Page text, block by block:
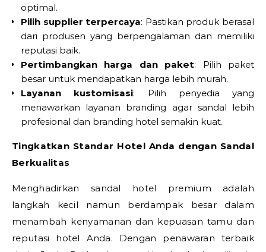
optimal.
Pilih supplier terpercaya: Pastikan produk berasal
dari produsen yang berpengalaman dan memiliki
reputasi baik.
Pertimbangkan harga dan paket: Pilih paket
besar untuk mendapatkan harga lebih murah.
Layanan kustomisasi: Pilih penyedia yang
menawarkan layanan branding agar sandal lebih
profesional dan branding hotel semakin kuat.
Tingkatkan Standar Hotel Anda dengan Sandal
Berkualitas
Menghadirkan sandal hotel premium adalah
langkah kecil namun berdampak besar dalam
menambah kenyamanan dan kepuasan tamu dan
reputasi hotel Anda. Dengan penawaran terbaik